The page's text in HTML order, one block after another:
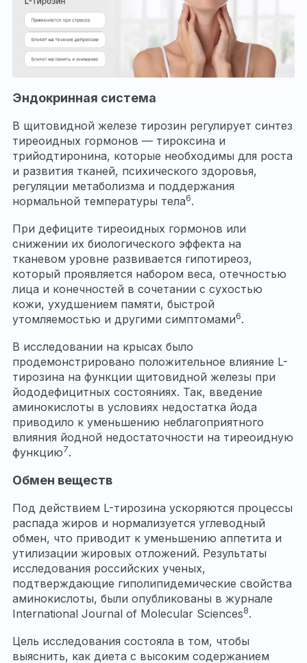
Эндокринная система
В щитовидной железе тирозин регулирует синтез
тиреоидных гормонов — тироксина и
трийодтиронина, которые необходимы для роста
и развития тканей, психического здоровья,
регуляции метаболизма и поддержания
нормальной температуры тела6.
При дефиците тиреоидных гормонов или
снижении их биологического эффекта на
тканевом уровне развивается гипотиреоз,
который проявляется набором веса, отечностью
лица и конечностей в сочетании с сухостью
кожи, ухудшением памяти, быстрой
утомляемостью и другими симптомами6.
В исследовании на крысах было
продемонстрировано положительное влияние L-
тирозина на функции щитовидной железы при
йододефицитных состояниях. Так, введение
аминокислоты в условиях недостатка йода
приводило к уменьшению неблагоприятного
влияния йодной недостаточности на тиреоидную
функцию7.
Обмен веществ
Под действием L-тирозина ускоряются процессы
распада жиров и нормализуется углеводный
обмен, что приводит к уменьшению аппетита и
утилизации жировых отложений. Результаты
исследования российских ученых,
подтверждающие гиполипидемические свойства
аминокислоты, были опубликованы в журнале
International Journal of Molecular Sciences8.
Цель исследования состояла в том, чтобы
выяснить, как диета с высоким содержанием